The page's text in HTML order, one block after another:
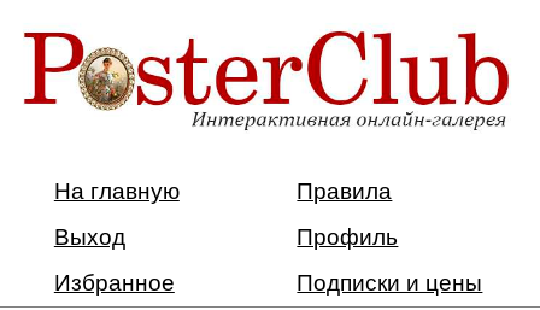
На главную
Правила
Выход
Профиль
Избранное
Подписки и цены